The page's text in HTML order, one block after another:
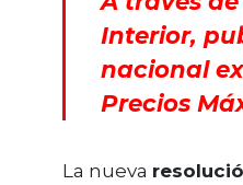
Interior,
nacional
Precios
La nueva